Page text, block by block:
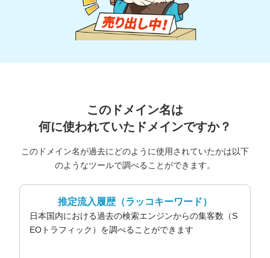
このドメイン名は
何に使われていたドメインですか？
このドメイン名が過去にどのように使用されていたかは以下
のようなツールで調べることができます。
推定流入履歴（ラッコキーワード）
日本国内における過去の検索エンジンからの集客数（S
EOトラフィック）を調べることができます